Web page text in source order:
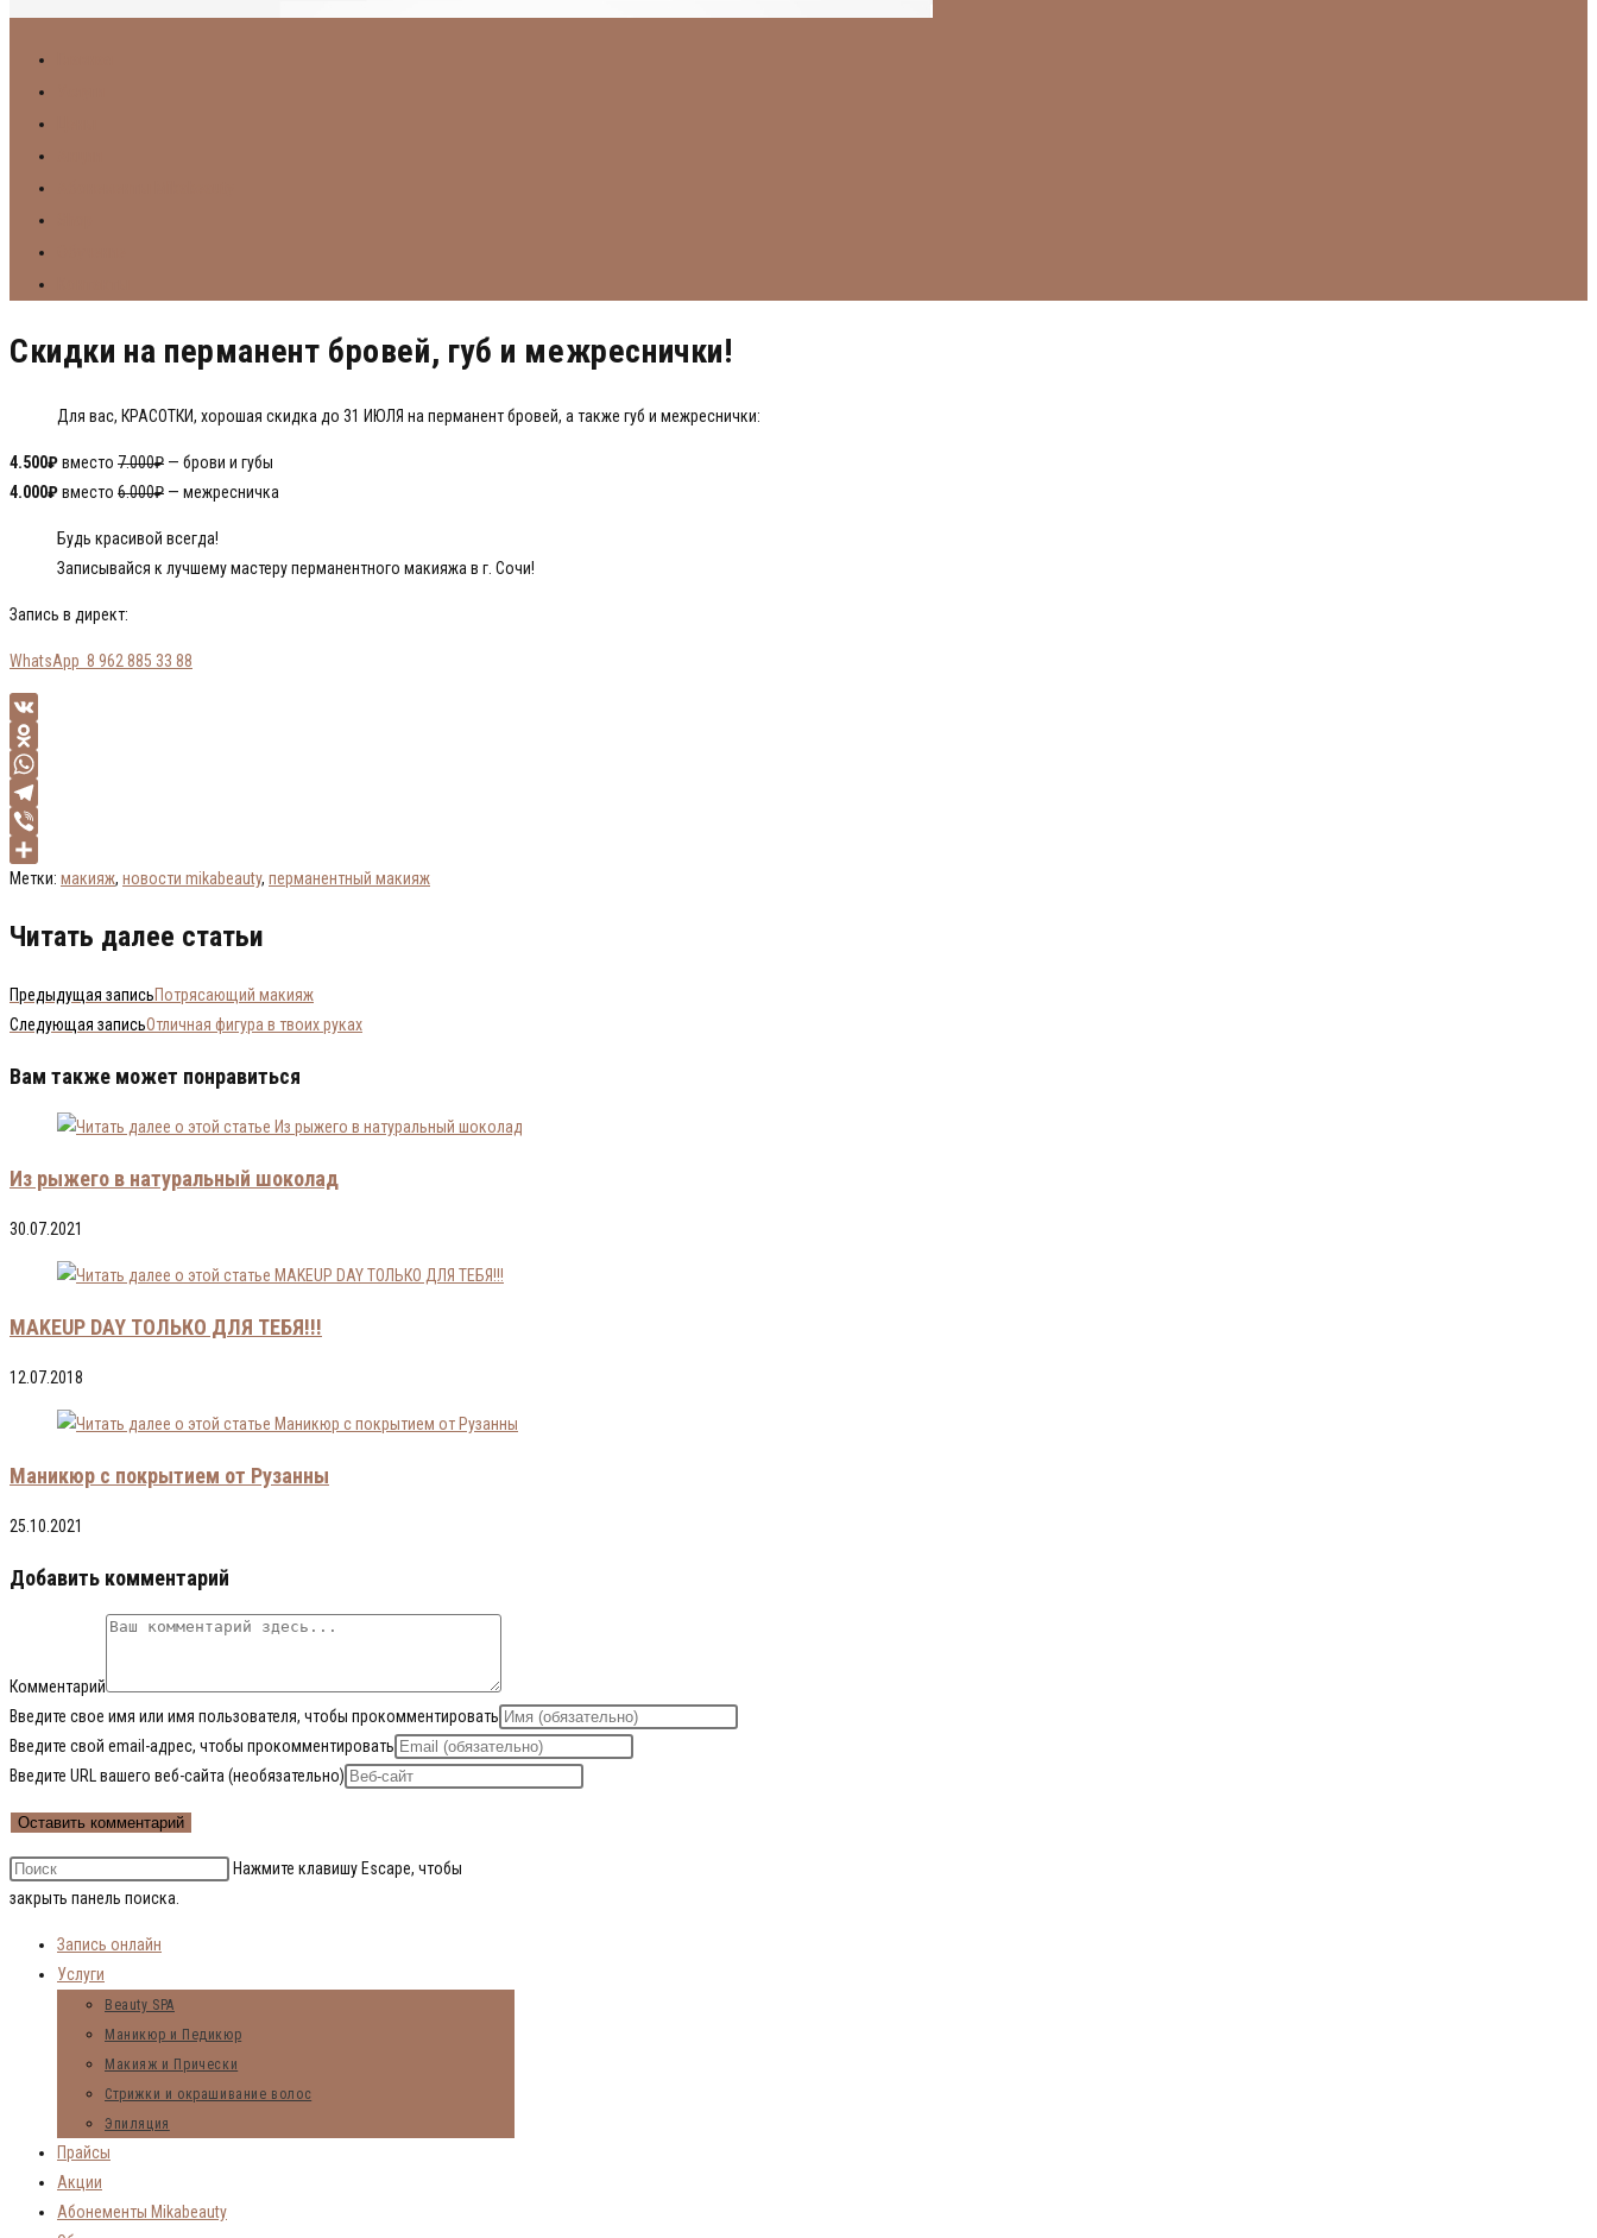
Скидки на перманент бровей, губ и межреснички!
Для вас, КРАСОТКИ, хорошая скидка до 31 ИЮЛЯ на перманент бровей, а также губ и межреснички:
4.500₽вместо 7.000₽ — брови и губы
4.000₽вместо 6.000₽ — межресничка
Будь красивой всегда!
Записывайся к лучшему мастеру перманентного макияжа в г. Сочи!
Запись в директ:
WhatsApp 8 962 885 33 88
VK
Odnoklassniki
WhatsApp
Telegram
Viber
Отправить
Метки: макияж, новости mikabeauty, перманентный макияж
Читать далее статьи
Предыдущая записьПотрясающий макияж
Следующая записьОтличная фигура в твоих руках
Вам также может понравиться
Из рыжего в натуральный шоколад
30.07.2021
MAKEUP DAY ТОЛЬКО ДЛЯ ТЕБЯ!!!
12.07.2018
Маникюр с покрытием от Рузанны
25.10.2021
Добавить комментарий
Комментарий
Введите свое имя или имя пользователя, чтобы прокомментировать
Введите свой email-адрес, чтобы прокомментировать
Введите URL вашего веб-сайта (необязательно)
Нажмите клавишу Escape, чтобы
закрыть панель поиска.
Запись онлайн
Услуги
Beauty SPA
Маникюр и Педикюр
Макияж и Прически
Стрижки и окрашивание волос
Эпиляция
Прайсы
Акции
Абонементы Mikabeauty